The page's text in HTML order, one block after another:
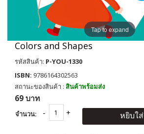
Tap to expand
Colors and Shapes
รหัสสินค้า: P-YOU-1330
ISBN: 9786164302563
สถานะของสินค้า : สินค้าพร้อมส่ง
69 บาท
จำนวน: หยิบใ